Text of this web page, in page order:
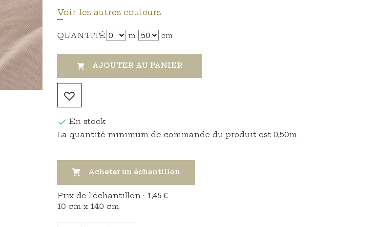
Voir les autres couleurs.
QUANTITÉ m cm
 AJOUTER AU PANIER
 En stock
La quantité minimum de commande du produit est 0,50m.
 Acheter un échantillon
Prix ​​de l'échantillon : 1,45 €
10 cm x 140 cm